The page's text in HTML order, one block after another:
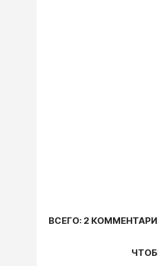
ВСЕГО: 2